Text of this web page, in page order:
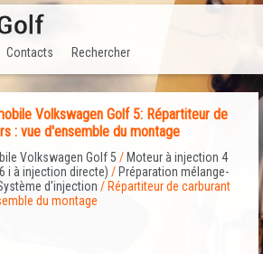
Contacts Rechercher
Volkswagen Golf 5: Répartiteur de
: vue d'ensemble du montage
Volkswagen Golf 5 / Moteur à injection 4
i à injection directe) / Préparation mélange-
d'injection / Répartiteur de carburant
du montage